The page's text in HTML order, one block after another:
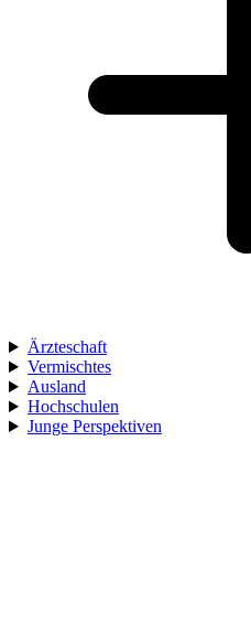
Ärzteschaft
Vermischtes
Ausland
Hochschulen
Junge Perspektiven